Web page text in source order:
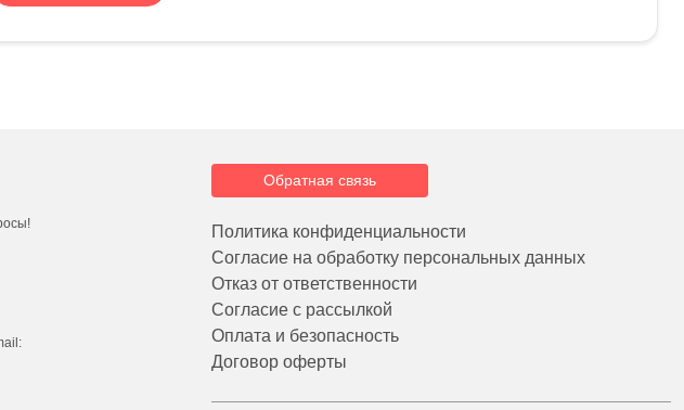
Обратная связь
Политика конфиденциальности
Согласие на обработку персональных данных
Отказ от ответственности
Согласие с рассылкой
Оплата и безопасность
Договор оферты